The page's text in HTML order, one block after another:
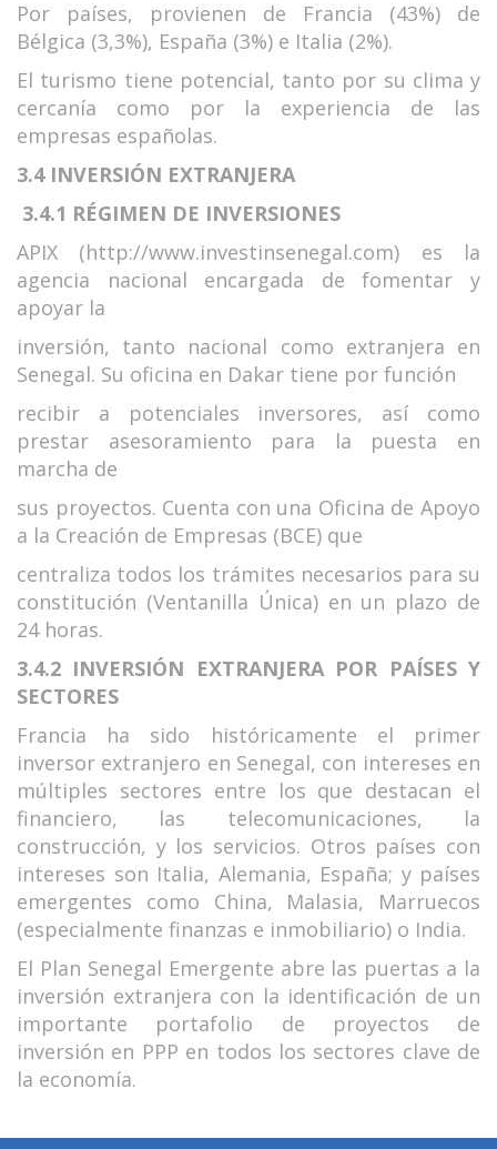
Por países, provienen de Francia (43%) de
Bélgica (3,3%), España (3%) e Italia (2%).
El turismo tiene potencial, tanto por su clima y
cercanía como por la experiencia de las
empresas españolas.
3.4 INVERSIÓN EXTRANJERA
3.4.1 RÉGIMEN DE INVERSIONES
APIX (http://www.investinsenegal.com) es la
agencia nacional encargada de fomentar y
apoyar la
inversión, tanto nacional como extranjera en
Senegal. Su oficina en Dakar tiene por función
recibir a potenciales inversores, así como
prestar asesoramiento para la puesta en
marcha de
sus proyectos. Cuenta con una Oficina de Apoyo
a la Creación de Empresas (BCE) que
centraliza todos los trámites necesarios para su
constitución (Ventanilla Única) en un plazo de
24 horas.
3.4.2 INVERSIÓN EXTRANJERA POR PAÍSES Y
SECTORES
Francia ha sido históricamente el primer
inversor extranjero en Senegal, con intereses en
múltiples sectores entre los que destacan el
financiero, las telecomunicaciones, la
construcción, y los servicios. Otros países con
intereses son Italia, Alemania, España; y países
emergentes como China, Malasia, Marruecos
(especialmente finanzas e inmobiliario) o India.
El Plan Senegal Emergente abre las puertas a la
inversión extranjera con la identificación de un
importante portafolio de proyectos de
inversión en PPP en todos los sectores clave de
la economía.